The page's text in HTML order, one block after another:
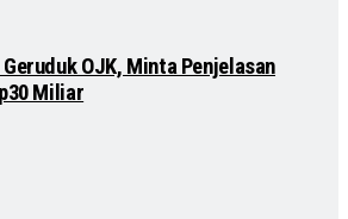
OJK, Minta Penjelasan
Miliar